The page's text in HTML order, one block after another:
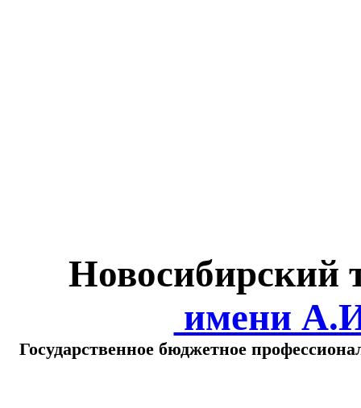
Новосибирский
имени
Государственное бюджетное